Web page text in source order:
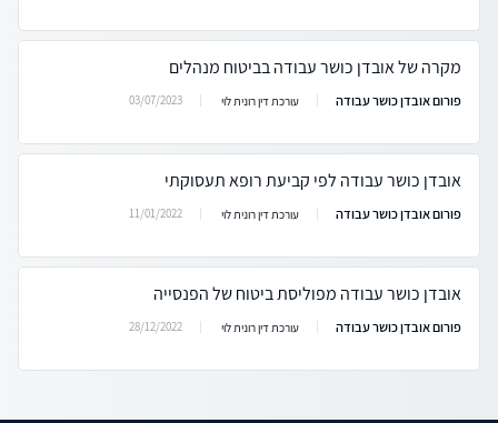
מקרה של אובדן כושר עבודה בביטוח מנהלים
פורום אובדן כושר עבודה עורכת דין רונית לוי 03/07/2023
אובדן כושר עבודה לפי קביעת רופא תעסוקתי
פורום אובדן כושר עבודה עורכת דין רונית לוי 11/01/2022
אובדן כושר עבודה מפוליסת ביטוח של הפנסייה
פורום אובדן כושר עבודה עורכת דין רונית לוי 28/12/2022